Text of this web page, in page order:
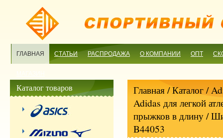
ГЛАВНАЯ СТАТЬИ РАСПРОДАЖА О КОМПАНИИ ОПТ
Главная/ Каталог /
Adidas для легкой
прыжков в длину/
B44053
Каталог товаров